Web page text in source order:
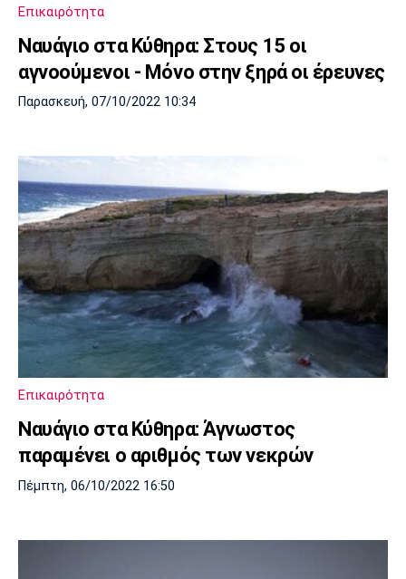
Επικαιρότητα
Ναυάγιο στα Κύθηρα: Στους 15 οι
αγνοούμενοι - Μόνο στην ξηρά οι έρευνες
Παρασκευή, 07/10/2022 10:34
Επικαιρότητα
Ναυάγιο στα Κύθηρα: Άγνωστος
παραμένει ο αριθμός των νεκρών
Πέμπτη, 06/10/2022 16:50